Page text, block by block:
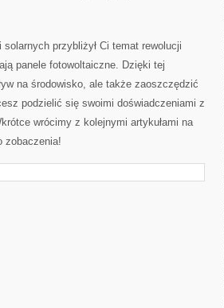
przybliżył‌ Ci temat rewolucji​
panele fotowoltaiczne. Dzięki tej
na środowisko,‌ ale także zaoszczędzić
​podzielić⁢ się swoimi doświadczeniami z
wrócimy z ⁢kolejnymi‍ artykułami na
zobaczenia!